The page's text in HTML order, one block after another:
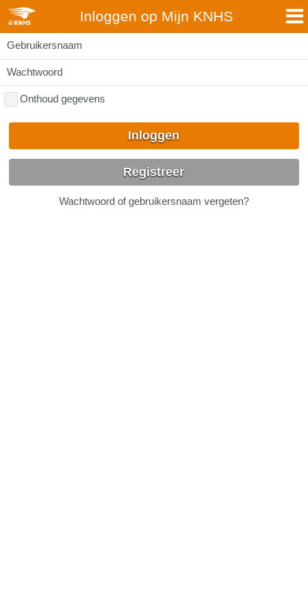
Inloggen op Mijn KNHS
Gebruikersnaam
Wachtwoord
Onthoud gegevens
Inloggen
Registreer
Wachtwoord of gebruikersnaam vergeten?